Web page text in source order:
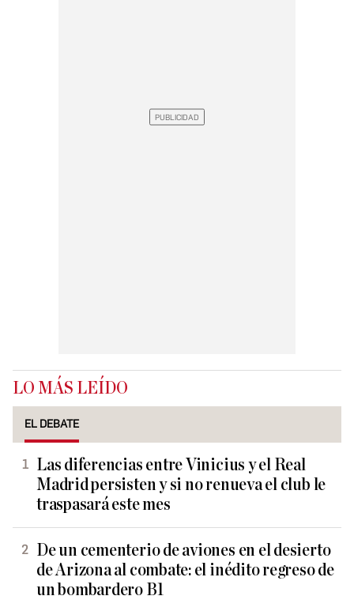
LO MÁS LEÍDO
EL DEBATE
Las diferencias entre Vinicius y el Real
Madrid persisten y si no renueva el club le
traspasará este mes
De un cementerio de aviones en el desierto
de Arizona al combate: el inédito regreso de
un bombardero B1